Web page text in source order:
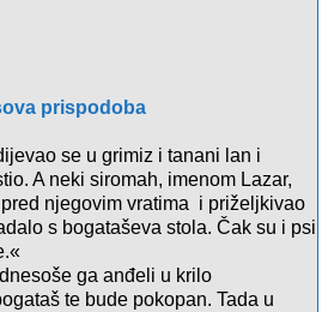
prispodoba
se u grimiz i tanani lan i
A neki siromah, imenom Lazar,
njegovim vratima i priželjkivao
s bogataševa stola. Čak su i psi
ga anđeli u krilo
te bude pokopan. Tada u